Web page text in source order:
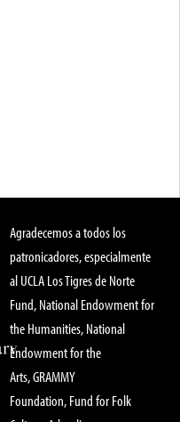
Agradecemos a todos los
patronicadores, especialmente
al UCLA Los Tigres de Norte
Fund, National Endowment for
the Humanities, National
Endowment for the
Arts, GRAMMY
Foundation, Fund for Folk